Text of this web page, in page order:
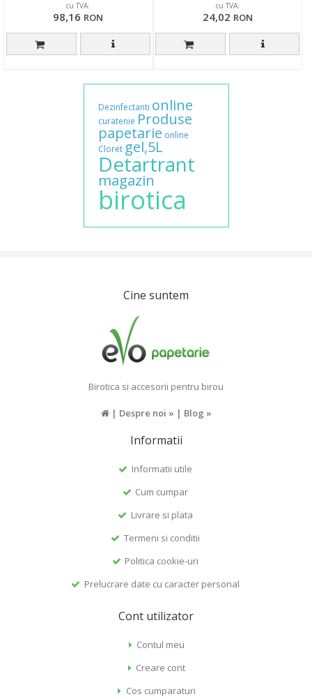
cu TVA:
98,16 RON
cu TVA:
24,02 RON
Dezinfectanti online
curatenie Produse
papetarie online
Cloret gel,5L
Detartrant
magazin
birotica
Cine suntem
Birotica si accesorii pentru birou
| Despre noi » | Blog »
Informatii
Informatii utile
Cum cumpar
Livrare si plata
Termeni si conditii
Politica cookie-uri
Prelucrare date cu caracter personal
Cont utilizator
Contul meu
Creare cont
Cos cumparaturi